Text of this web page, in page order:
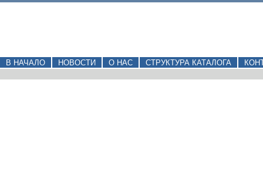
В НАЧАЛО НОВОСТИ О НАС СТРУКТУРА КАТАЛОГА